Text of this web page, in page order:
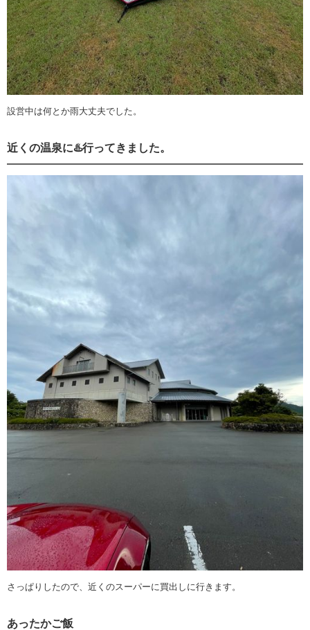
設営中は何とか雨大丈夫でした。
近くの温泉に♨️行ってきました。
さっぱりしたので、近くのスーパーに買出しに行きます。
あったかご飯